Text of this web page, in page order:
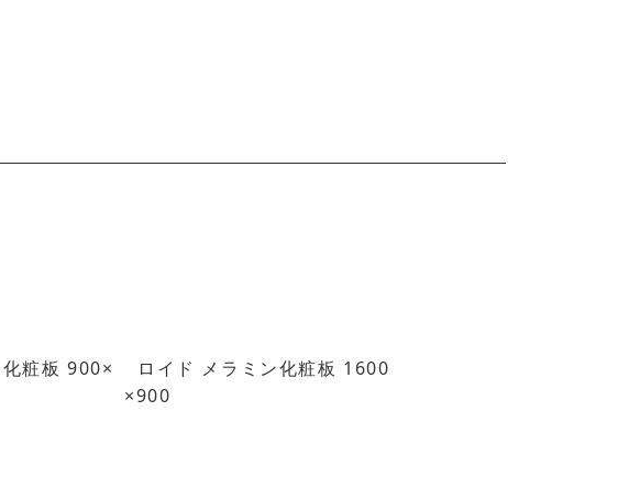
粧板 900×
ロイド メラミン化粧板 1600
×900